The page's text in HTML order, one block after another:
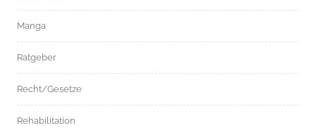
Manga
Ratgeber
Recht/Gesetze
Rehabilitation